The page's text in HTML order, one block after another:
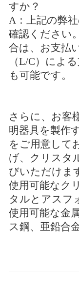
すか？
A：上記の弊
確認ください
合は、お支払
（L/C）によ
も可能です。
さらに、お客
明器具を製作
をご用意して
げ、クリスタ
びいただけま
使用可能なク
タルとアスフ
使用可能な金
ス鋼、亜鉛合金